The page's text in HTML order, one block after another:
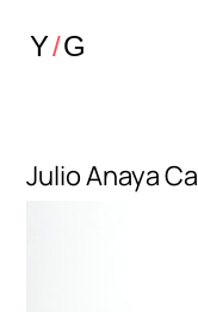
Julio Anaya